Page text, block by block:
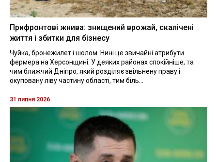
Прифронтові жнива: знищений врожай, скалічені
життя і збитки для бізнесу
Чуйка, бронежилет і шолом. Нині це звичайні атрибути
фермера на Херсонщині. У деяких районах спокійніше, та
чим ближчий Дніпро, який розділяє звільнену праву і
окуповану ліву частину області, тим біль...
31 липня 2026